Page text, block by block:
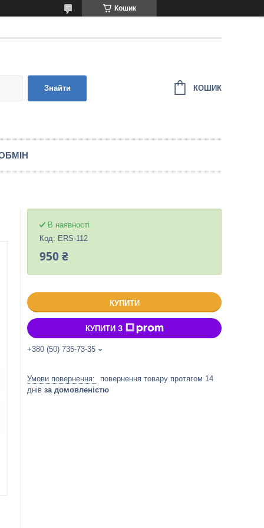
Кошик
Знайти КОШИК
В наявності
Код: ERS-112
950 ₴
КУПИТИ
КУПИТИ З
+380 (50) 735-73-35
повернення товару протягом 14
днів за домовленістю